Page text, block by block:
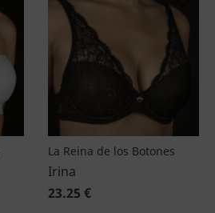
La Reina de los Botones
Irina
23.25 €